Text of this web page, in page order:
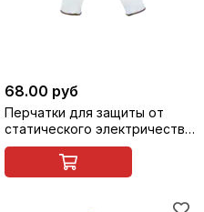
68.00 руб
Перчатки для защиты от
статического электричества
Antistat SCAFFA PU1350A-LG